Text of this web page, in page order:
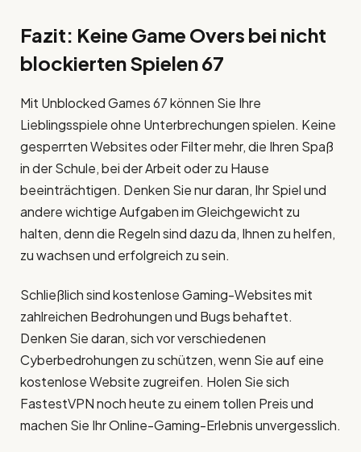
Fazit: Keine Game Overs bei nicht
blockierten Spielen 67
Mit Unblocked Games 67 können Sie Ihre
Lieblingsspiele ohne Unterbrechungen spielen. Keine
gesperrten Websites oder Filter mehr, die Ihren Spaß
in der Schule, bei der Arbeit oder zu Hause
beeinträchtigen. Denken Sie nur daran, Ihr Spiel und
andere wichtige Aufgaben im Gleichgewicht zu
halten, denn die Regeln sind dazu da, Ihnen zu helfen,
zu wachsen und erfolgreich zu sein.
Schließlich sind kostenlose Gaming-Websites mit
zahlreichen Bedrohungen und Bugs behaftet.
Denken Sie daran, sich vor verschiedenen
Cyberbedrohungen zu schützen, wenn Sie auf eine
kostenlose Website zugreifen. Holen Sie sich
FastestVPN noch heute zu einem tollen Preis und
machen Sie Ihr Online-Gaming-Erlebnis unvergesslich.